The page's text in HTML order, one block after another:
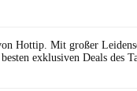
Hottip. Mit großer
exklusiven Deals des